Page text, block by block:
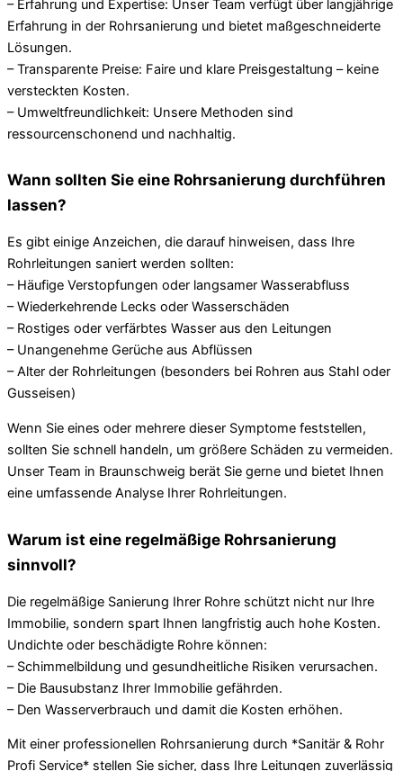
– Erfahrung und Expertise: Unser Team verfügt über langjährige
Erfahrung in der Rohrsanierung und bietet maßgeschneiderte
Lösungen.
– Transparente Preise: Faire und klare Preisgestaltung – keine
versteckten Kosten.
– Umweltfreundlichkeit: Unsere Methoden sind
ressourcenschonend und nachhaltig.
Wann sollten Sie eine Rohrsanierung durchführen
lassen?
Es gibt einige Anzeichen, die darauf hinweisen, dass Ihre
Rohrleitungen saniert werden sollten:
– Häufige Verstopfungen oder langsamer Wasserabfluss
– Wiederkehrende Lecks oder Wasserschäden
– Rostiges oder verfärbtes Wasser aus den Leitungen
– Unangenehme Gerüche aus Abflüssen
– Alter der Rohrleitungen (besonders bei Rohren aus Stahl oder
Gusseisen)
Wenn Sie eines oder mehrere dieser Symptome feststellen,
sollten Sie schnell handeln, um größere Schäden zu vermeiden.
Unser Team in Braunschweig berät Sie gerne und bietet Ihnen
eine umfassende Analyse Ihrer Rohrleitungen.
Warum ist eine regelmäßige Rohrsanierung
sinnvoll?
Die regelmäßige Sanierung Ihrer Rohre schützt nicht nur Ihre
Immobilie, sondern spart Ihnen langfristig auch hohe Kosten.
Undichte oder beschädigte Rohre können:
– Schimmelbildung und gesundheitliche Risiken verursachen.
– Die Bausubstanz Ihrer Immobilie gefährden.
– Den Wasserverbrauch und damit die Kosten erhöhen.
Mit einer professionellen Rohrsanierung durch *Sanitär & Rohr
Profi Service* stellen Sie sicher, dass Ihre Leitungen zuverlässig